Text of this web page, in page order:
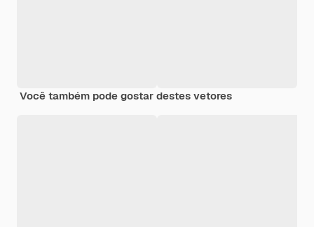
Você também pode gostar destes vetores